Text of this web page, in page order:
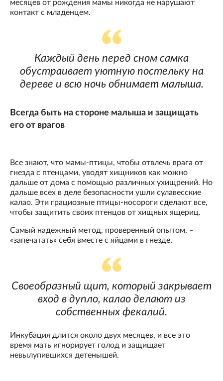
месяцев от рождения мамы никогда не нарушают
контакт с младенцем.
Каждый день перед сном самка
обустраивает уютную постельку на
дереве и всю ночь обнимает малыша.
Всегда быть на стороне малыша и защищать
его от врагов
Все знают, что мамы-птицы, чтобы отвлечь врага от
гнезда с птенцами, уводят хищников как можно
дальше от дома с помощью различных ухищрений. Но
дальше всех в деле безопасности ушли сулавесские
калао. Эти грациозные птицы-носороги сделают все,
чтобы защитить своих птенцов от хищных ящериц.
Самый надежный метод, проверенный опытом, –
«запечатать» себя вместе с яйцами в гнезде.
Своеобразный щит, который закрывает
вход в дупло, калао делают из
собственных фекалий.
Инкубация длится около двух месяцев, и все это
время мать игнорирует голод и защищает
невылупившихся детенышей.